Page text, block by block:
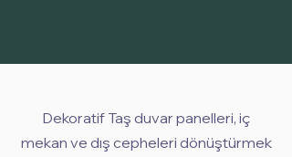
Dekoratif Taş duvar panelleri, iç
mekan ve dış cepheleri dönüştürmek